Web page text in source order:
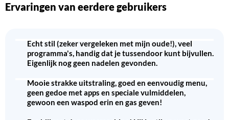
Ervaringen van eerdere gebruikers
Echt stil (zeker vergeleken met mijn oude!), veel
programma's, handig dat je tussendoor kunt bijvullen.
Eigenlijk nog geen nadelen gevonden.
Mooie strakke uitstraling, goed en eenvoudig menu,
geen gedoe met apps en speciale vulmiddelen,
gewoon een waspod erin en gas geven!